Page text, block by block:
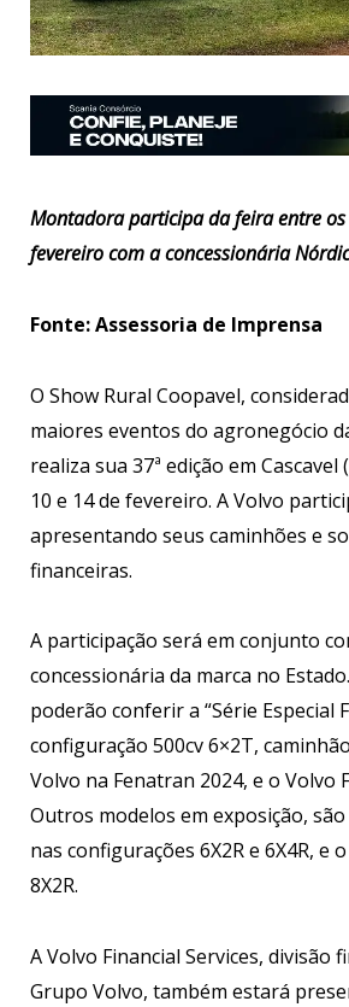
Montadora participa da feira entre
fevereiro com a concessionária
Fonte: Assessoria de Imprensa
O Show Rural Coopavel,
maiores eventos do agronegócio
realiza sua 37ª edição em Cascavel
10 e 14 de fevereiro. A Volvo
apresentando seus caminhões e
financeiras.
A participação será em conjunto
concessionária da marca no
poderão conferir a “Série Especial
configuração 500cv 6×2T,
Volvo na Fenatran 2024, e o Volvo
Outros modelos em exposição,
nas configurações 6X2R e 6X4R, e
8X2R.
A Volvo Financial Services, divisão
Grupo Volvo, também estará